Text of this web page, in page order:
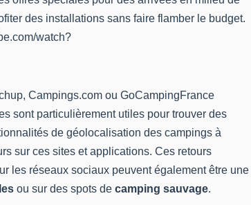
des installations sans faire flamber le budget.
watch?
Campings.com ou GoCampingFrance
sont particulièrement utiles pour trouver des
de géolocalisation des campings à
sur ces sites et applications. Ces retours
les réseaux sociaux peuvent également être une
ou sur des spots de camping sauvage.